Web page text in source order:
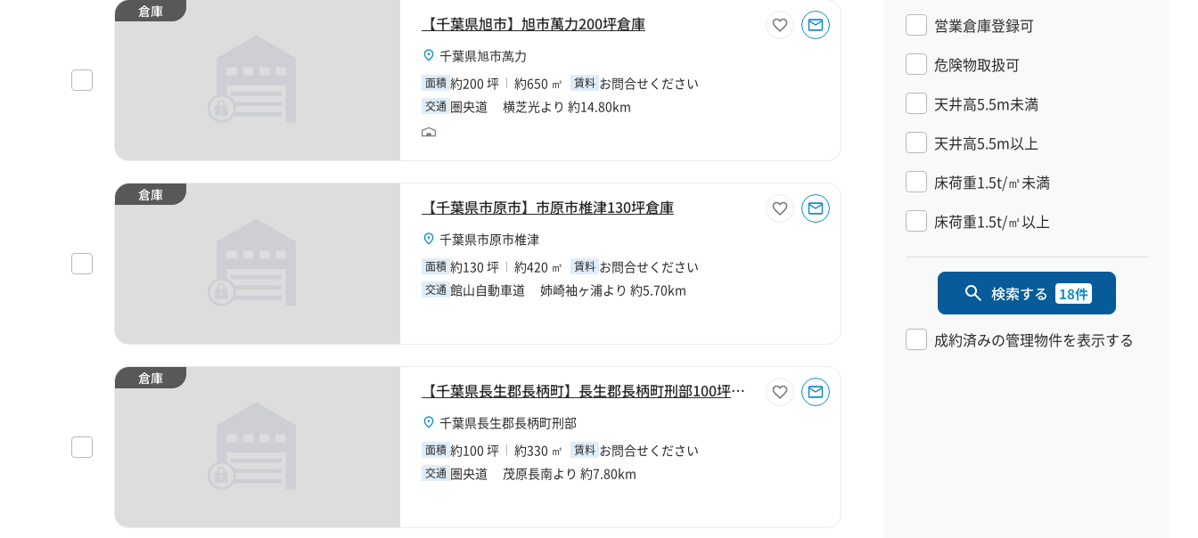
倉庫
【千葉県旭市】旭市萬力200坪倉庫
千葉県旭市萬力
面積 約200 坪 約650 ㎡ 賃料 お問合せください
交通 圏央道 横芝光より 約14.80km
倉庫
【千葉県市原市】市原市椎津130坪倉庫
千葉県市原市椎津
面積 約130 坪 約420 ㎡ 賃料 お問合せください
交通 館山自動車道 姉崎袖ヶ浦より 約5.70km
倉庫
【千葉県長生郡長柄町】長生郡長柄町刑部100坪倉庫
千葉県長生郡長柄町刑部
面積 約100 坪 約330 ㎡ 賃料 お問合せください
交通 圏央道 茂原長南より 約7.80km
営業倉庫登録可
危険物取扱可
天井高5.5m未満
天井高5.5m以上
床荷重1.5t/㎡未満
床荷重1.5t/㎡以上
検索する 18件
成約済みの管理物件を表示する